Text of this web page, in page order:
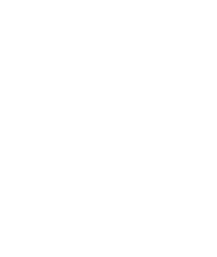
um die Anzahl zu erhöhen oder
benutze die Schaltflächen um die